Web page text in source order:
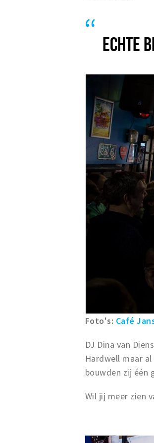
ECHTE
Foto's: Café
DJ Dina van
Hardwell maar
bouwden zij één
Wil jij meer zien